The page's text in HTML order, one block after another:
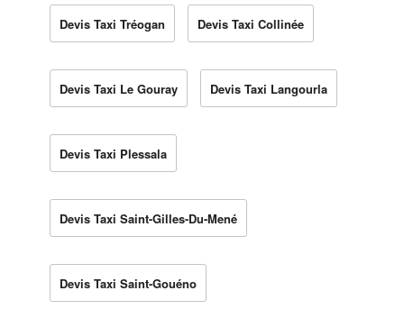
Devis Taxi Tréogan Devis Taxi Collinée
Devis Taxi Le Gouray Devis Taxi Langourla
Devis Taxi Plessala
Devis Taxi Saint-Gilles-Du-Mené
Devis Taxi Saint-Gouéno